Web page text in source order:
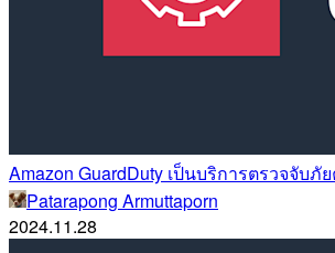
Amazon GuardDuty เป็นบริการตรวจจับ
Patarapong Armuttaporn
2024.11.28